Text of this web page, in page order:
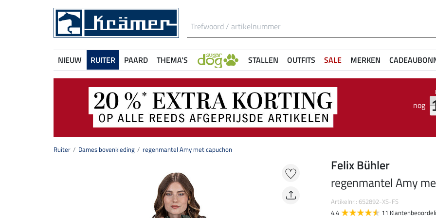
NIEUW RUITER PAARD THEMA'S STALLEN OUTFITS SALE MERKEN
nog
Ruiter Dames bovenkleding regenmantel Amy met capuchon
Felix Bühler
regenmantel Amy
Artikelnr.: 652892-XS-FS
4.4
11